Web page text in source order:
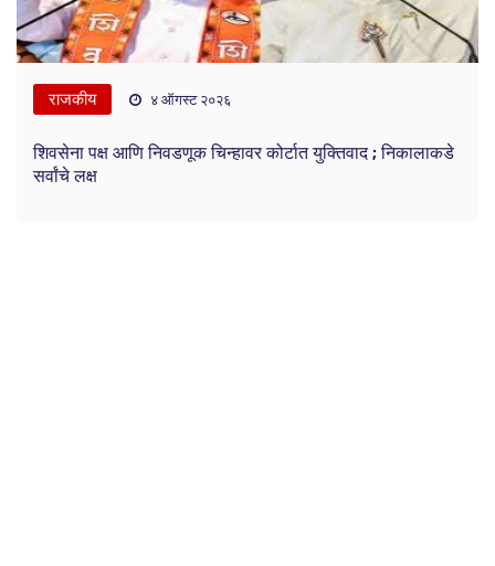
राजकीय ४ ऑगस्ट २०२६
शिवसेना पक्ष आणि निवडणूक चिन्हावर कोर्टात युक्तिवाद ; निकालाकडे
सर्वांचे लक्ष